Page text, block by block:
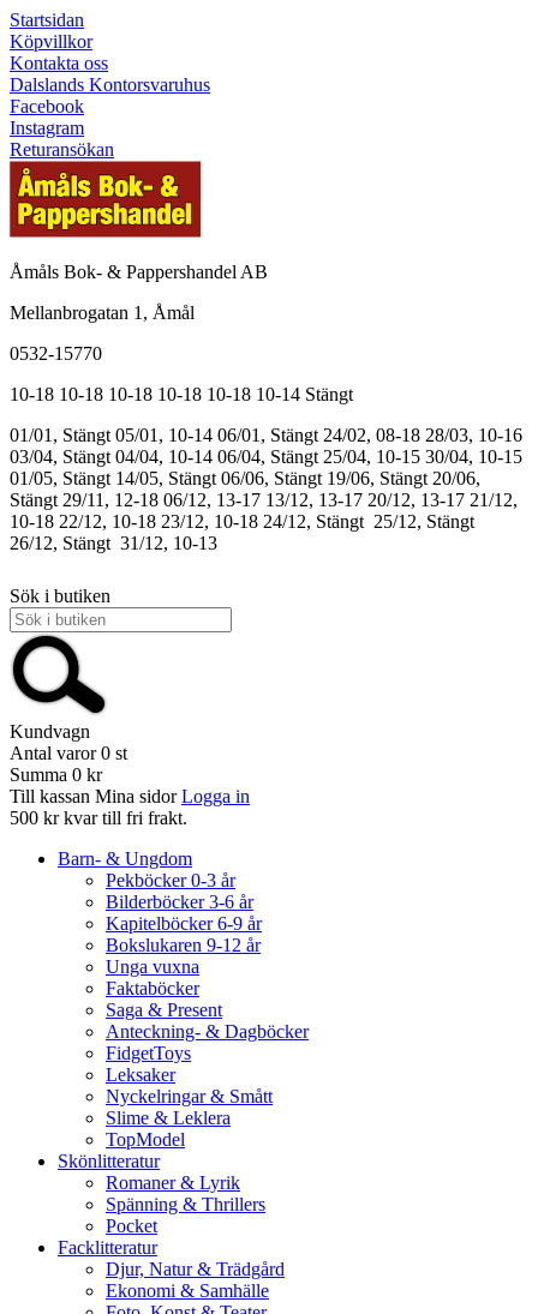
Startsidan
Köpvillkor
Kontakta oss
Dalslands Kontorsvaruhus
Facebook
Instagram
Returansökan
Åmåls Bok- & Pappershandel AB
Mellanbrogatan 1, Åmål
0532-15770
10-18 10-18 10-18 10-18 10-18 10-14 Stängt
01/01, Stängt 05/01, 10-14 06/01, Stängt 24/02, 08-18 28/03, 10-16
03/04, Stängt 04/04, 10-14 06/04, Stängt 25/04, 10-15 30/04, 10-15
01/05, Stängt 14/05, Stängt 06/06, Stängt 19/06, Stängt 20/06,
Stängt 29/11, 12-18 06/12, 13-17 13/12, 13-17 20/12, 13-17 21/12,
10-18 22/12, 10-18 23/12, 10-18 24/12, Stängt 25/12, Stängt
26/12, Stängt 31/12, 10-13
Sök i butiken
Kundvagn
Antal varor 0 st
Summa 0 kr
Till kassan Mina sidor Logga in
500 kr kvar till fri frakt.
Barn- & Ungdom
Pekböcker 0-3 år
Bilderböcker 3-6 år
Kapitelböcker 6-9 år
Bokslukaren 9-12 år
Unga vuxna
Faktaböcker
Saga & Present
Anteckning- & Dagböcker
FidgetToys
Leksaker
Nyckelringar & Smått
Slime & Leklera
TopModel
Skönlitteratur
Romaner & Lyrik
Spänning & Thrillers
Pocket
Facklitteratur
Djur, Natur & Trädgård
Ekonomi & Samhälle